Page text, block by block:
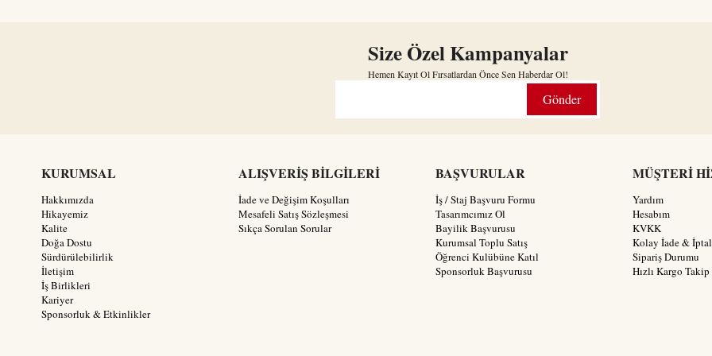
Size Özel Kampanyalar
Hemen Kayıt Ol Fırsatlardan Önce Sen Haberdar Ol!
Gönder
KURUMSAL
Hakkımızda
Hikayemiz
Kalite
Doğa Dostu
Sürdürülebilirlik
İletişim
İş Birlikleri
Kariyer
Sponsorluk & Etkinlikler
ALIŞVERİŞ BİLGİLERİ
İade ve Değişim Koşulları
Mesafeli Satış Sözleşmesi
Sıkça Sorulan Sorular
BAŞVURULAR
İş / Staj Başvuru Formu
Tasarımcımız Ol
Bayilik Başvurusu
Kurumsal Toplu Satış
Öğrenci Kulübüne Katıl
Sponsorluk Başvurusu
MÜŞTERİ
Yardım
Hesabım
KVKK
Kolay İade & İptal
Sipariş Durumu
Hızlı Kargo Takip